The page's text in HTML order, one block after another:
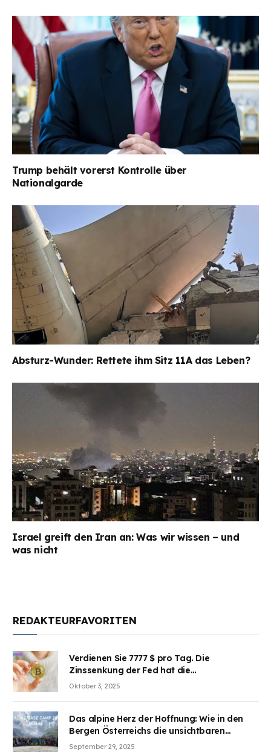
Trump behält vorerst Kontrolle über
Nationalgarde
Absturz-Wunder: Rettete ihm Sitz 11A das Leben?
Israel greift den Iran an: Was wir wissen – und
was nicht
REDAKTEURFAVORITEN
Verdienen Sie 7777 $ pro Tag. Die
Zinssenkung der Fed hat die
Aufmerksamkeit des Marktes erregt.
Oktober 3, 2025
Das alpine Herz der Hoffnung: Wie in den
Bergen Österreichs die unsichtbaren
Wunden des Kriegesheilen
September 29, 2025